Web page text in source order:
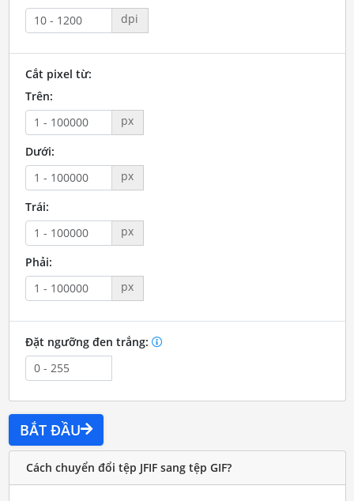
dpi
Cắt pixel từ:
Trên:
px
Dưới:
px
Trái:
px
Phải:
px
Đặt ngưỡng đen trắng:
BẮT ĐẦU
Cách chuyển đổi tệp JFIF sang tệp GIF?